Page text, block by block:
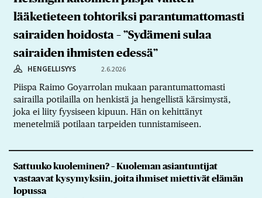
lääketieteen tohtoriksi parantumattomasti
sairaiden hoidosta – ”Sydämeni sulaa
sairaiden ihmisten edessä”
HENGELLISYYS 2.6.2026
Piispa Raimo Goyarrolan mukaan parantumattomasti
sairailla potilailla on henkistä ja hengellistä kärsimystä,
joka ei liity fyysiseen kipuun. Hän on kehittänyt
menetelmiä potilaan tarpeiden tunnistamiseen.
Sattuuko kuoleminen? – Kuoleman asiantuntijat
vastaavat kysymyksiin, joita ihmiset miettivät elämän
lopussa